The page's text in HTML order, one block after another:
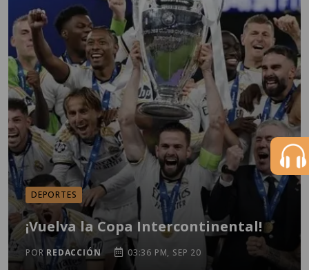
DEPORTES
¡Vuelva la Copa Intercontinental!
POR REDACCIÓN 03:36 PM, SEP 20